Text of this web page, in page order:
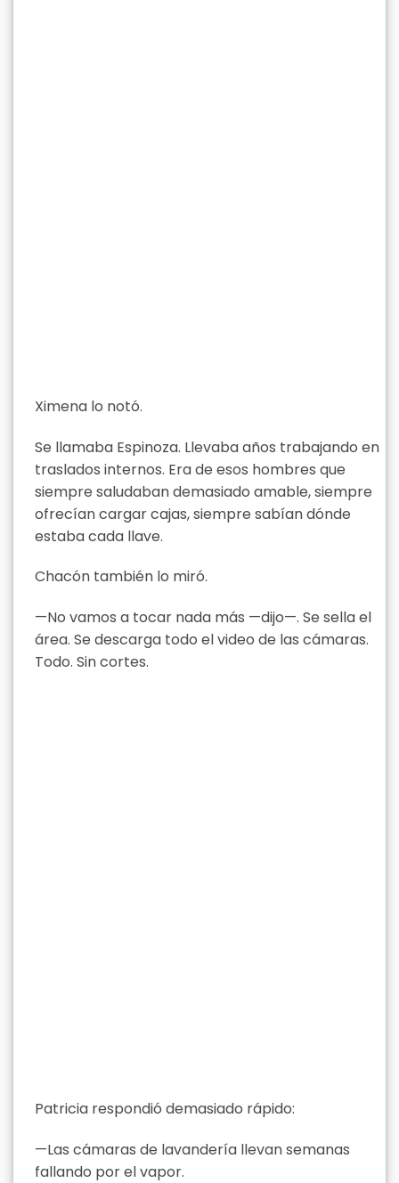
Ximena lo notó.
Se llamaba Espinoza. Llevaba años trabajando en
traslados internos. Era de esos hombres que
siempre saludaban demasiado amable, siempre
ofrecían cargar cajas, siempre sabían dónde
estaba cada llave.
Chacón también lo miró.
—No vamos a tocar nada más —dijo—. Se sella el
área. Se descarga todo el video de las cámaras.
Todo. Sin cortes.
Patricia respondió demasiado rápido:
—Las cámaras de lavandería llevan semanas
fallando por el vapor.